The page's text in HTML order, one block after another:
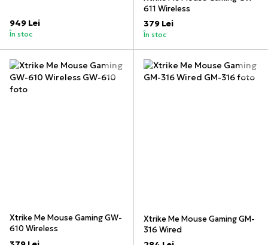
949 Lei
În stoc
611 Wireless
379 Lei
În stoc
Xtrike Me Mouse Gaming GW-
610 Wireless
Xtrike Me Mouse Gaming GM-
316 Wired